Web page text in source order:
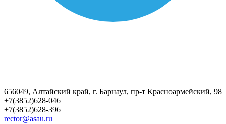
656049, Алтайский край, г. Барнаул, пр-т Красноармейский, 98
+7(3852)628-046
+7(3852)628-396
rector@asau.ru